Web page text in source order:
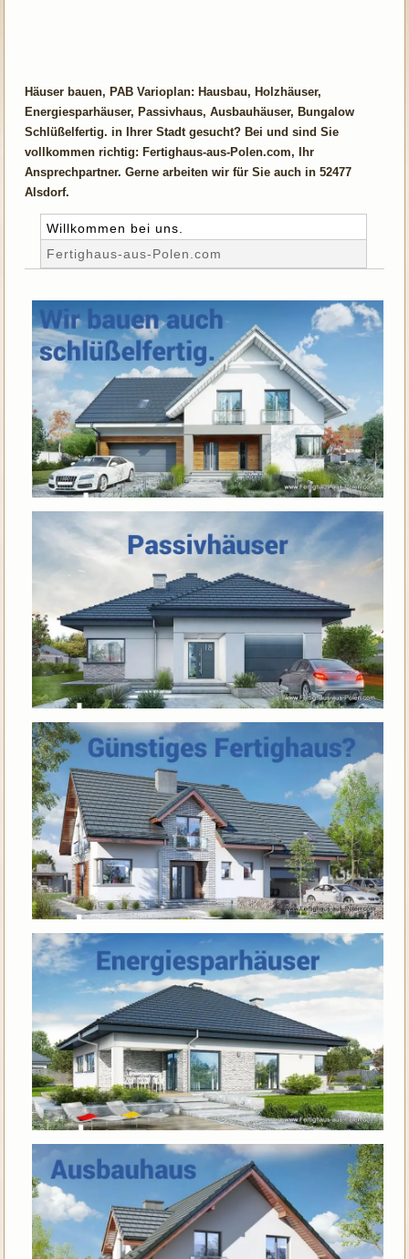
Häuser bauen, PAB Varioplan: Hausbau, Holzhäuser,
Energiesparhäuser, Passivhaus, Ausbauhäuser, Bungalow
Schlüßelfertig. in Ihrer Stadt gesucht? Bei und sind Sie
vollkommen richtig: Fertighaus-aus-Polen.com, Ihr
Ansprechpartner. Gerne arbeiten wir für Sie auch in 52477
Alsdorf.
Willkommen bei uns.
Fertighaus-aus-Polen.com